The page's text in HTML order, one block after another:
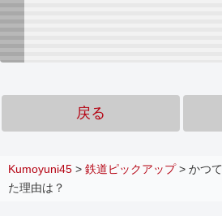
戻る
Kumoyuni45 > 鉄道ピックアップ> かつ
た理由は？